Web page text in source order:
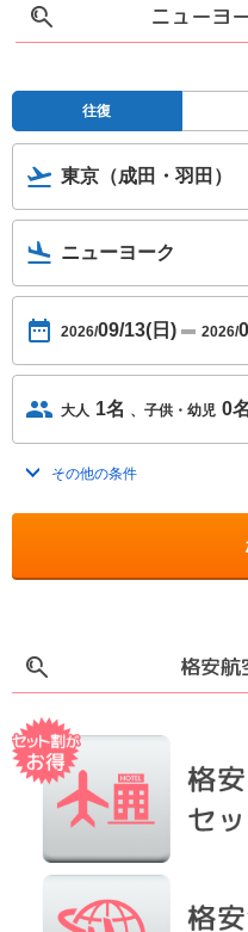
ニューヨ
往復
東京（成田・羽田）
ニューヨーク
2026/09/13(日) 2026/
大人 1名 子供・幼児 0名
トグルを開く
その他の条件
格安航